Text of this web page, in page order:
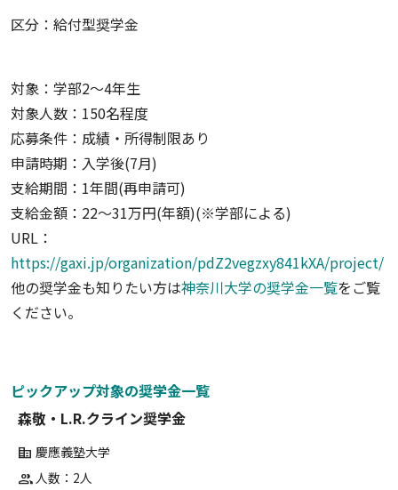
区分：給付型奨学金
対象：学部2〜4年生
対象人数：150名程度
応募条件：成績・所得制限あり
申請時期：入学後(7月)
支給期間：1年間(再申請可)
支給金額：22〜31万円(年額)(※学部による)
URL：
https://gaxi.jp/organization/pdZ2vegzxy841kXA/project/
他の奨学金も知りたい方は神奈川大学の奨学金一覧をご覧
ください。
ピックアップ対象の奨学金一覧
森敬・L.R.クライン奨学金
corporate_fare 慶應義塾大学
group 人数：2人